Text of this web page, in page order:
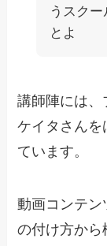
うスク
とよ
講師陣には、
ケイタさんを
ています。
動画コンテン
の付け方から